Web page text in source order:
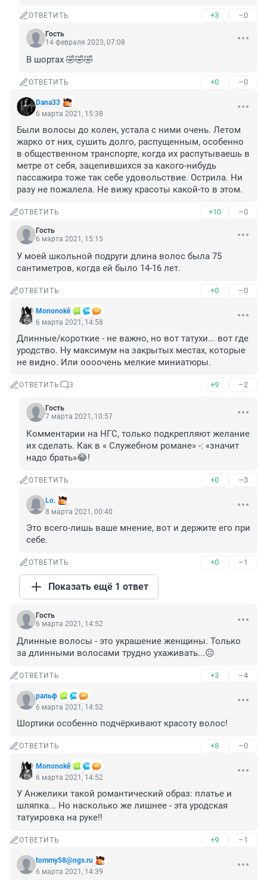
ОТВЕТИТЬ +3 –0
Гость
14 февраля 2023, 07:08
В шортах 🤣🤣🤣
ОТВЕТИТЬ +0 –0
Dana33
6 марта 2021, 15:38
Были волосы до колен, устала с ними очень. Летом
жарко от них, сушить долго, распущенным, особенно
в общественном транспорте, когда их распутываешь в
метре от себя, зацепившихся за какого-нибудь
пассажира тоже так себе удовольствие. Острила. Ни
разу не пожалела. Не вижу красоты какой-то в этом.
ОТВЕТИТЬ +10 –0
Гость
6 марта 2021, 15:15
У моей школьной подруги длина волос была 75
сантиметров, когда ей было 14-16 лет.
ОТВЕТИТЬ +0 –0
Mononokê
6 марта 2021, 14:58
Длинные/короткие - не важно, но вот татухи... вот где
уродство. Ну максимум на закрытых местах, которые
не видно. Или оооочень мелкие миниатюры.
ОТВЕТИТЬ 3 +9 –2
Гость
7 марта 2021, 10:57
Комментарии на НГС, только подкрепляют желание
их сделать. Как в « Служебном романе» -: «значит
надо брать»😂!
ОТВЕТИТЬ +0 –3
Lo.
8 марта 2021, 00:40
Это всего-лишь ваше мнение, вот и держите его при
себе.
ОТВЕТИТЬ +0 –1
Показать ещё 1 ответ
Гость
6 марта 2021, 14:52
Длинные волосы - это украшение женщины. Только
за длинными волосами трудно ухаживать...😐
ОТВЕТИТЬ +3 –4
ральф
6 марта 2021, 14:52
Шортики особенно подчёркивают красоту волос!
ОТВЕТИТЬ +8 –0
Mononokê
6 марта 2021, 14:52
У Анжелики такой романтический образ: платье и
шляпка... Но насколько же лишнее - эта уродская
татуировка на руке!!
ОТВЕТИТЬ +9 –1
tommy58@ngs.ru
6 марта 2021, 14:39